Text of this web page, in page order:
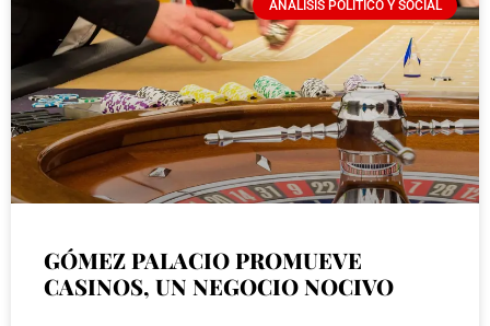
ANÁLISIS POLÍTICO Y SOCIAL
GÓMEZ PALACIO PROMUEVE
CASINOS, UN NEGOCIO NOCIVO